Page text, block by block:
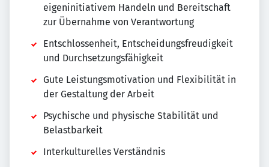
eigeninitiativem Handeln und Bereitschaft
zur Übernahme von Verantwortung
Entschlossenheit, Entscheidungsfreudigkeit
und Durchsetzungsfähigkeit
Gute Leistungsmotivation und Flexibilität in
der Gestaltung der Arbeit
Psychische und physische Stabilität und
Belastbarkeit
Interkulturelles Verständnis